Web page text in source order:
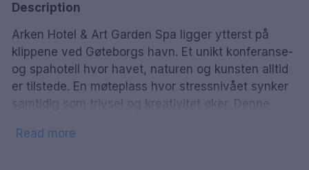
Description
Arken Hotel & Art Garden Spa ligger ytterst på
klippene ved Gøteborgs havn. Et unikt konferanse-
og spahotell hvor havet, naturen og kunsten alltid
er tilstede. En møteplass hvor stressnivået synker
samtidig som trivsel og kreativitet øker. Denne
førsteklasses pause i hverdagen kun 15 minutter
Read more